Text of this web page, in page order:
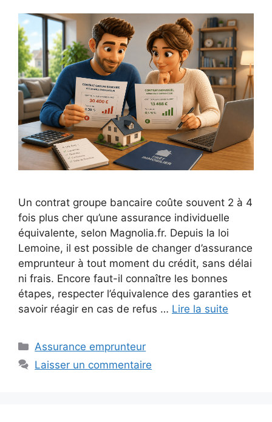
Un contrat groupe bancaire coûte souvent 2 à 4
fois plus cher qu’une assurance individuelle
équivalente, selon Magnolia.fr. Depuis la loi
Lemoine, il est possible de changer d’assurance
emprunteur à tout moment du crédit, sans délai
ni frais. Encore faut-il connaître les bonnes
étapes, respecter l’équivalence des garanties et
savoir réagir en cas de refus … Lire la suite
Catégories
Assurance emprunteur
Laisser un commentaire